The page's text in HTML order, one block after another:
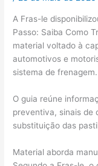
A Fras-le
Passo: Saiba Como
material voltado à
automotivos e
sistema de frenagem.
O guia reúne
preventiva, sinais de
substituição das
Material aborda